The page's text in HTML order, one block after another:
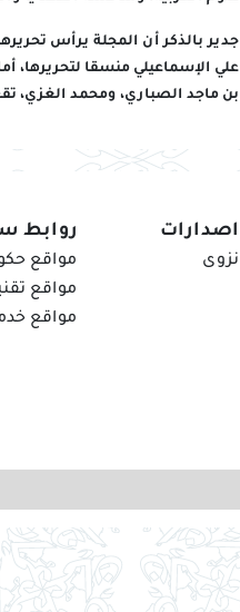
جدير بالذكر أن المجلة يرأس
علي الإسماعيلي منسقا لتحريرها،
بن ماجد الصباري، ومحمد الغزي، تقع
اصدارات
نزوى
روابط
مواقع
مواقع
مواقع